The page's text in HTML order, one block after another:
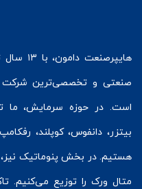
هایپرصنعت
صنعتی و تخصصی‌ترین شرکت
است. در حوزه سرمایش، ما
بیتزر، دانفوس،کوپلند،
هستیم. در بخش پنوماتیک
متال ورک